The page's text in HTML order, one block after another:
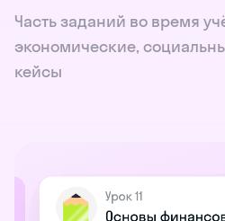
Часть заданий во время
экономические,
кейсы